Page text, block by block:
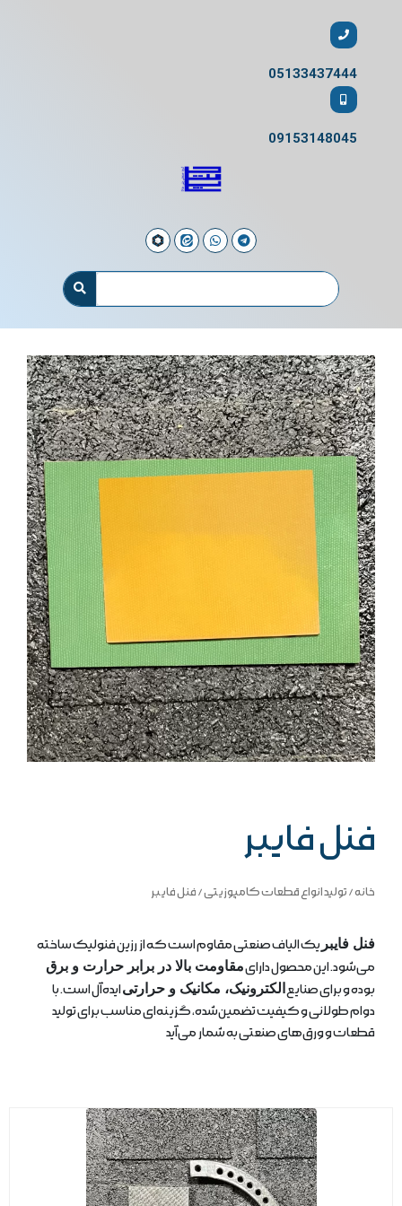
05133437444
09153148045
فنل فایبر
خانه/تولید انواع قطعات کامپوزیتی/ فنل فایبر
فنل فایبر یک الیاف صنعتی مقاوم است که از رزین فنولیک ساخته
می‌شود. این محصول دارایمقاومت بالا در برابر حرارت و برق
بوده و برای صنایع الکترونیک، مکانیک و حرارتیایده‌آل است. با
دوام طولانی و کیفیت تضمین‌شده، گزینه‌ای مناسب برای تولید
قطعات و ورق‌های صنعتی به شمار می‌آید